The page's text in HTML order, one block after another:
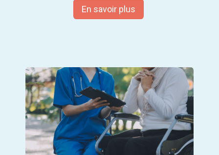
En savoir plus